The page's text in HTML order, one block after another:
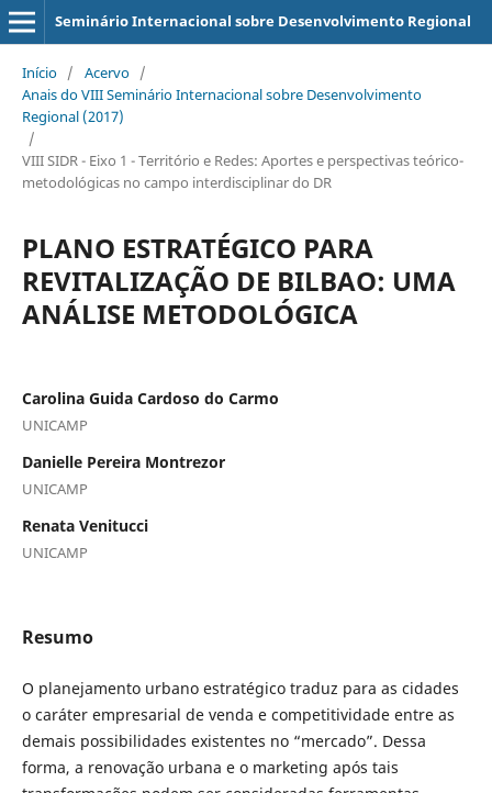
Seminário Internacional sobre Desenvolvimento Regional
Início / Acervo /
Anais do VIII Seminário Internacional sobre Desenvolvimento
Regional (2017)
/
VIII SIDR - Eixo 1 - Território e Redes: Aportes e perspectivas teórico-
metodológicas no campo interdisciplinar do DR
PLANO ESTRATÉGICO PARA
REVITALIZAÇÃO DE BILBAO: UMA
ANÁLISE METODOLÓGICA
Carolina Guida Cardoso do Carmo
UNICAMP
Danielle Pereira Montrezor
UNICAMP
Renata Venitucci
UNICAMP
Resumo
O planejamento urbano estratégico traduz para as cidades
o caráter empresarial de venda e competitividade entre as
demais possibilidades existentes no “mercado”. Dessa
forma, a renovação urbana e o marketing após tais